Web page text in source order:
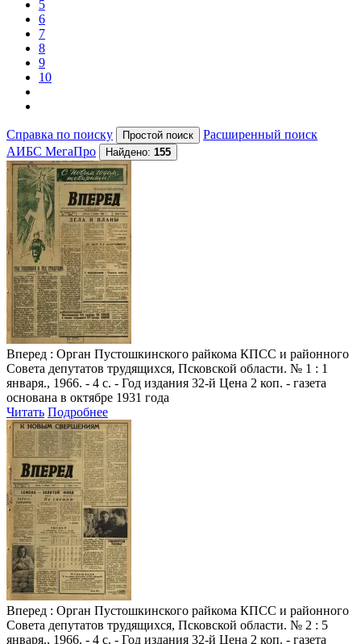
5
6
7
8
9
10
Справка по поиску
Расширенный поиск
АИБС МегаПро
Найдено: 155
Вперед : Орган Пустошкинского райкома КПСС и районного
Совета депутатов трудящихся, Псковской области. № 1 : 1
января., 1966. - 4 с. - Год издания 32-й Цена 2 коп. - газета
основана в октябре 1931 года
Читать Подробнее
Вперед : Орган Пустошкинского райкома КПСС и районного
Совета депутатов трудящихся, Псковской области. № 2 : 5
января., 1966. - 4 с. - Год издания 32-й Цена 2 коп. - газета